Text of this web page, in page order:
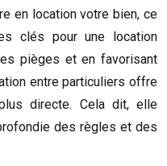
en location votre bien, ce
clés pour une location
pièges et en favorisant
entre particuliers offre
directe. Cela dit, elle
des règles et des